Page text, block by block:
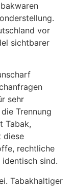
vor
sichtbarer
sehr
Trennung
Tabak,
diese
rechtliche
sind.
Tabakhaltiger